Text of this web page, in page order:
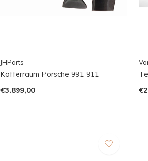
JHParts
Kofferraum Porsche 991 911
€3.899,00